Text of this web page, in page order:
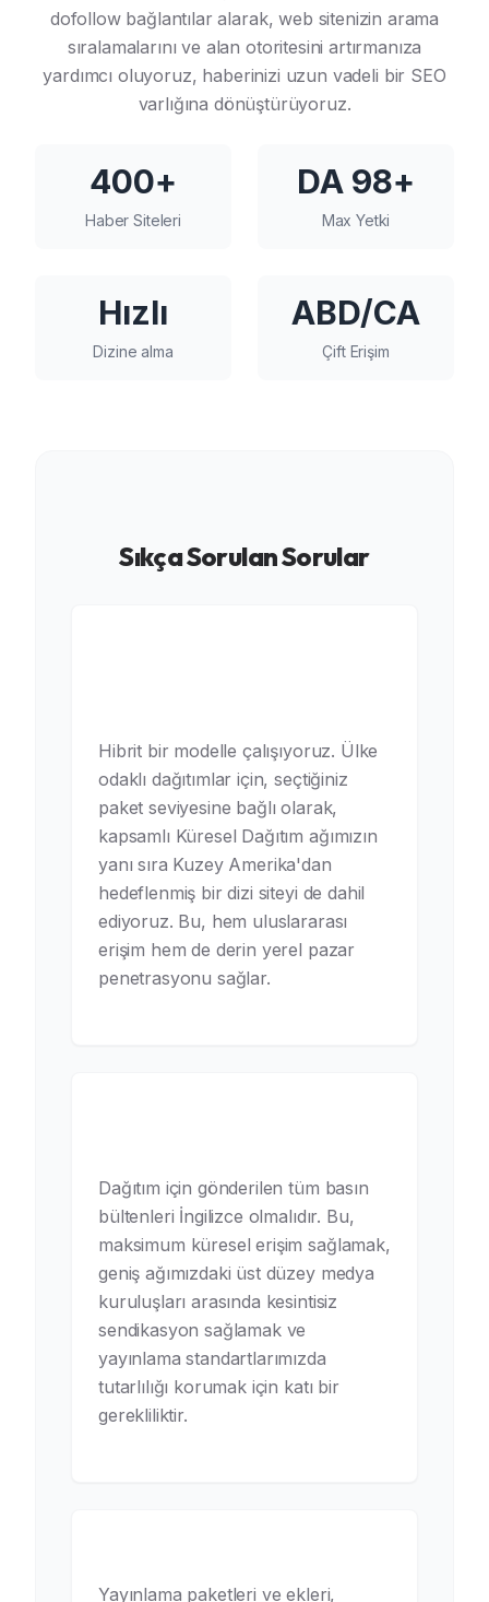
dofollow bağlantılar alarak, web sitenizin arama
sıralamalarını ve alan otoritesini artırmanıza
yardımcı oluyoruz, haberinizi uzun vadeli bir SEO
varlığına dönüştürüyoruz.
400+
Haber Siteleri
DA 98+
Max Yetki
Hızlı
Dizine alma
ABD/CA
Çift Erişim
Sıkça Sorulan Sorular
Hibrit bir modelle çalışıyoruz. Ülke
odaklı dağıtımlar için, seçtiğiniz
paket seviyesine bağlı olarak,
kapsamlı Küresel Dağıtım ağımızın
yanı sıra Kuzey Amerika'dan
hedeflenmiş bir dizi siteyi de dahil
ediyoruz. Bu, hem uluslararası
erişim hem de derin yerel pazar
penetrasyonu sağlar.
Dağıtım için gönderilen tüm basın
bültenleri İngilizce olmalıdır. Bu,
maksimum küresel erişim sağlamak,
geniş ağımızdaki üst düzey medya
kuruluşları arasında kesintisiz
sendikasyon sağlamak ve
yayınlama standartlarımızda
tutarlılığı korumak için katı bir
gerekliliktir.
Yayınlama paketleri ve ekleri,